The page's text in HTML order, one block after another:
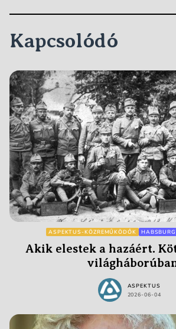
Kapcsolódó
ASPEKTUS-KÖZREMŰKÖDŐK
Akik elestek a hazáért.
ASPEKTUS
2026-06-04